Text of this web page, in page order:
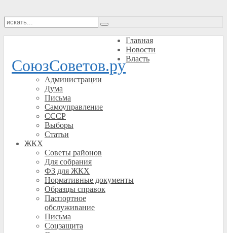
СоюзСоветов.ру
Главная
Новости
Власть
Администрации
Дума
Письма
Самоуправление
СССР
Выборы
Статьи
ЖКХ
Советы районов
Для собрания
ФЗ для ЖКХ
Нормативные документы
Образцы справок
Паспортное
обслуживание
Письма
Соцзащита